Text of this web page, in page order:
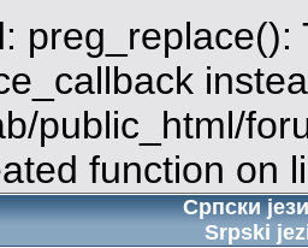
public_html/
function on
Српски
Srpski